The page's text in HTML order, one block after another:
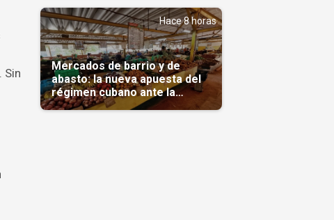
Sin
Hace 8 horas
Mercados de barrio y de
abasto: la nueva apuesta del
régimen cubano ante la
escasez